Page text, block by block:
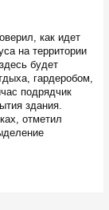
как идет
на территории
будет
гардеробом,
подрядчик
здания.
отметил